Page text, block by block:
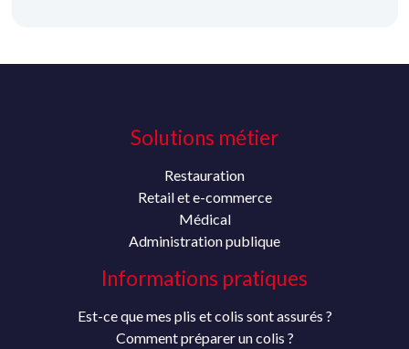
Solutions métier
Restauration
Retail et e-commerce
Médical
Administration publique
Informations pratiques
Est-ce que mes plis et colis sont assurés ?
Comment préparer un colis ?